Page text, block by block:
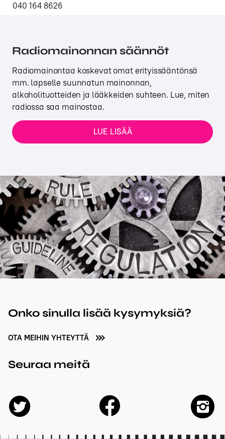
040 164 8626
Radiomainonnan säännöt
Radiomainontaa koskevat omat erityissääntönsä
mm. lapselle suunnatun mainonnan,
alkoholituotteiden ja lääkkeiden suhteen. Lue, miten
radiossa saa mainostaa.
LUE LISÄÄ
Onko sinulla lisää kysymyksiä?
OTA MEIHIN YHTEYTTÄ
Seuraa meitä
twitter facebook